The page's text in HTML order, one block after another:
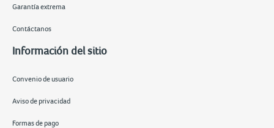
Garantía extrema
Contáctanos
Información del sitio
Convenio de usuario
Aviso de privacidad
Formas de pago